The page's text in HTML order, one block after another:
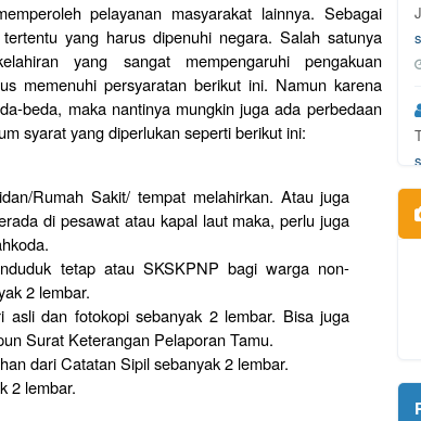
pelayanan masyarakat lainnya. Sebagai
yang harus dipenuhi negara. Salah satunya
yang sangat mempengaruhi pengakuan
memenuhi persyaratan berikut ini. Namun karena
beda, maka nantinya mungkin juga ada perbedaan
syarat yang diperlukan seperti berikut ini:
Rumah Sakit/ tempat melahirkan. Atau juga
di pesawat atau kapal laut maka, perlu juga
tetap atau SKSKPNP bagi warga non-
2 lembar.
asli dan fotokopi sebanyak 2 lembar. Bisa juga
Surat Keterangan Pelaporan Tamu.
dari Catatan Sipil sebanyak 2 lembar.
2 lembar.